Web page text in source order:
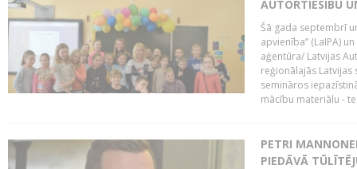
AUTORTIESĪBU
Šā gada septembrī
apvienība” (LaIPA)
aģentūra/ Latvijas
reģionālajās
semināros
mācību materiālu -
PETRI
PIEDĀVĀ